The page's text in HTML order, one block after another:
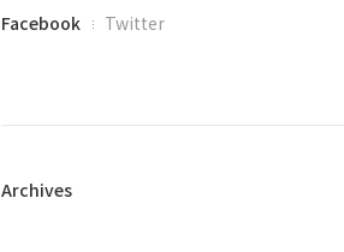
페
플
Facebook Twitter
Archives